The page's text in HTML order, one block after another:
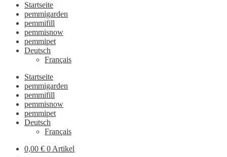
Startseite
pemmigarden
pemmifill
pemmisnow
pemmipet
Deutsch
Français
Startseite
pemmigarden
pemmifill
pemmisnow
pemmipet
Deutsch
Français
0,00 € 0 Artikel